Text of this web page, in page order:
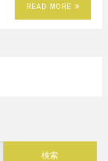
READ MORE